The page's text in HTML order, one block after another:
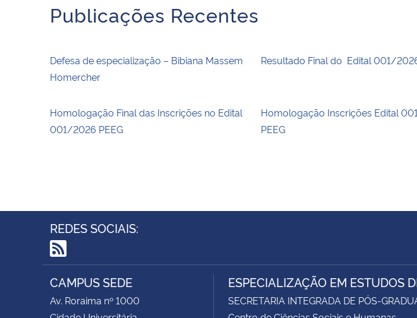
Publicações Recentes
Defesa de especialização – Bibiana Massem
Homercher
Resultado Final do Edital 001/
Homologação Final das Inscrições no Edital
001/2026 PEEG
Homologação Inscrições Edital
PEEG
REDES SOCIAIS:
RSS
CAMPUS SEDE
Av. Roraima nº 1000
ESPECIALIZAÇÃO EM ESTUDOS
SECRETARIA INTEGRADA DE PÓS-